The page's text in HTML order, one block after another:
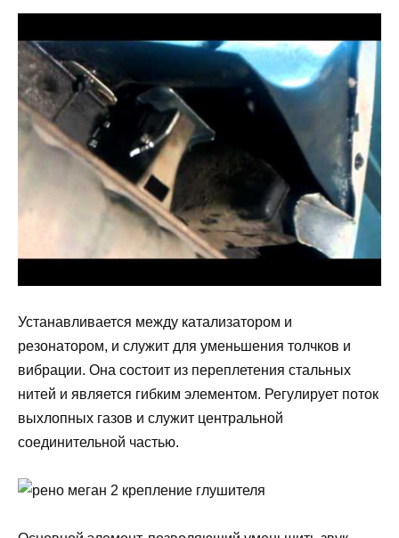
Устанавливается между катализатором и
резонатором, и служит для уменьшения толчков и
вибрации. Она состоит из переплетения стальных
нитей и является гибким элементом. Регулирует поток
выхлопных газов и служит центральной
соединительной частью.